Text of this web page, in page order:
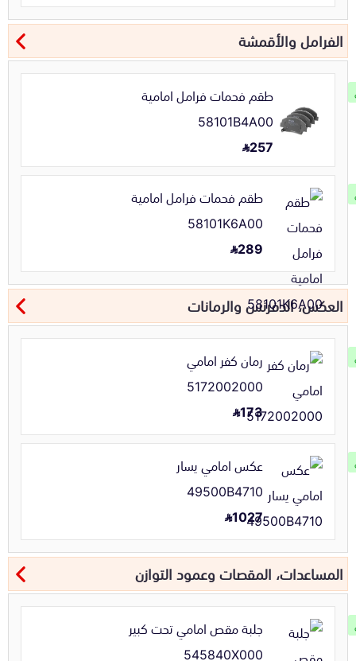
الفرامل والأقمشة
طقم فحمات فرامل امامية
58101B4A00
257
طقم فحمات فرامل امامية
58101K6A00
289
العكس، الدفرنس والرمانات
رمان كفر امامي
5172002000
173
عكس امامي يسار
49500B4710
1027
المساعدات، المقصات وعمود التوازن
جلبة مقص امامي تحت كبير
545840X000